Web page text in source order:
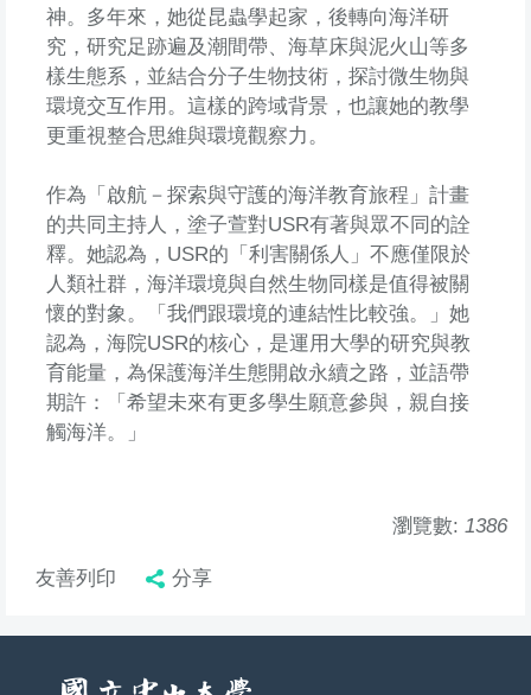
神。多年來，她從昆蟲學起家，後轉向海洋研
究，研究足跡遍及潮間帶、海草床與泥火山等多
樣生態系，並結合分子生物技術，探討微生物與
環境交互作用。這樣的跨域背景，也讓她的教學
更重視整合思維與環境觀察力。
作為「啟航－探索與守護的海洋教育旅程」計畫
的共同主持人，塗子萱對USR有著與眾不同的詮
釋。她認為，USR的「利害關係人」不應僅限於
人類社群，海洋環境與自然生物同樣是值得被關
懷的對象。「我們跟環境的連結性比較強。」她
認為，海院USR的核心，是運用大學的研究與教
育能量，為保護海洋生態開啟永續之路，並語帶
期許：「希望未來有更多學生願意參與，親自接
觸海洋。」
瀏覽數: 1386
友善列印 分享